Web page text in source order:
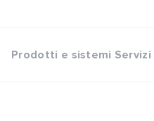
Prodotti e sistemi Servizi